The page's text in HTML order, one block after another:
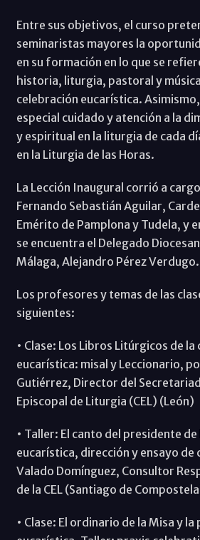
Entre sus objetivos, el curso
seminaristas mayores la
en su formación en lo que se
historia, liturgia, pastoral y
celebración eucarística.
especial cuidado y atención a la
y espiritual en la liturgia de cada
en la Liturgia de las Horas.
La Lección Inaugural corrió a
Fernando Sebastián Aguilar,
Emérito de Pamplona y Tudela, y
se encuentra el Delegado
Málaga, Alejandro Pérez Verdugo.
Los profesores y temas de las
siguientes:
• Clase: Los Libros Litúrgicos de
eucarística: misal y Leccionario,
Gutiérrez, Director del
Episcopal de Liturgia (CEL) (León)
• Taller: El canto del presidente
eucarística, dirección y ensayo de
Valado Domínguez, Consultor
de la CEL (Santiago de
• Clase: El ordinario de la Misa y la